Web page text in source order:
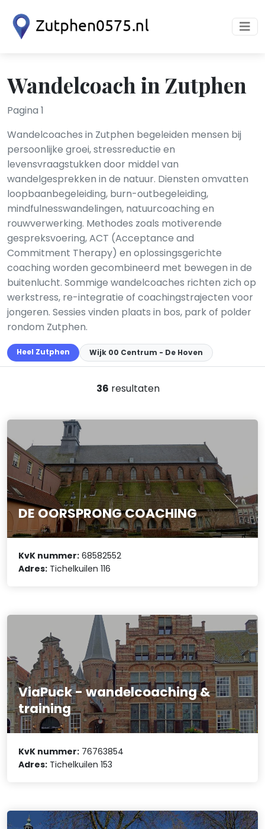
Wandelcoach in Zutphen
Pagina 1
Wandelcoaches in Zutphen begeleiden mensen bij
persoonlijke groei, stressreductie en
levensvraagstukken door middel van
wandelgesprekken in de natuur. Diensten omvatten
loopbaanbegeleiding, burn-outbegeleiding,
mindfulnesswandelingen, natuurcoaching en
rouwverwerking. Methodes zoals motiverende
gespreksvoering, ACT (Acceptance and
Commitment Therapy) en oplossingsgerichte
coaching worden gecombineerd met bewegen in de
buitenlucht. Sommige wandelcoaches richten zich op
werkstress, re-integratie of coachingstrajecten voor
jongeren. Sessies vinden plaats in bos, park of polder
rondom Zutphen.
Heel Zutphen Wijk 00 Centrum - De Hoven
36 resultaten
DE OORSPRONG COACHING
KvK nummer: 68582552
Adres: Tichelkuilen 116
ViaPuck - wandelcoaching &
training
KvK nummer: 76763854
Adres: Tichelkuilen 153